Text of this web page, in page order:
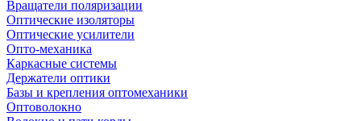
Вращатели поляризации
Оптические изоляторы
Оптические усилители
Опто-механика
Каркасные системы
Держатели оптики
Базы и крепления оптомеханики
Оптоволокно